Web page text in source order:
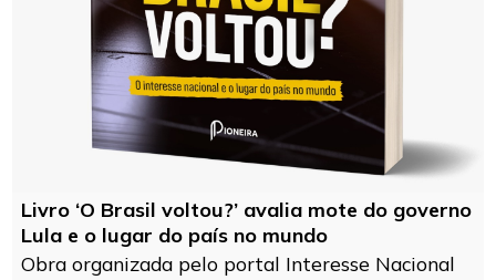
Livro ‘O Brasil voltou?’ avalia mote do governo
Lula e o lugar do país no mundo
Obra organizada pelo portal Interesse Nacional